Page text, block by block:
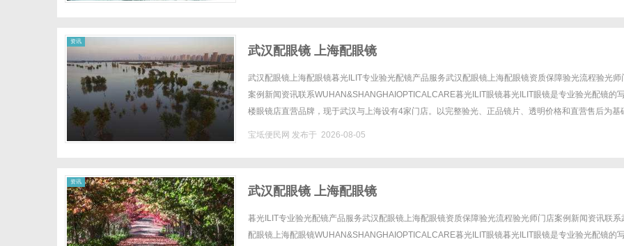
资讯
武汉配眼镜 上海配眼镜
武汉配眼镜上海配眼镜暮光ILIT专业验光配镜产品服务武汉配眼镜上海配眼镜资质保障验光流程验光师
案例新闻资讯联系WUHAN&SHANGHAIOPTICALCARE暮光ILIT眼镜暮光ILIT眼镜是专业验光配镜的
楼眼镜店直营品牌，现于武汉与上海设有4家门店。以完整验光、正品镜片、透明价格和直营售后为基
宝坻便民网 发布于 2026-08-05
资讯
武汉配眼镜 上海配眼镜
暮光ILIT专业验光配镜产品服务武汉配眼镜上海配眼镜资质保障验光流程验光师门店案例新闻资讯联系
配眼镜上海配眼镜WUHAN&SHANGHAIOPTICALCARE暮光ILIT眼镜暮光ILIT眼镜是专业验光配镜的